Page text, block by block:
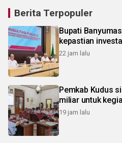
Berita Terpopuler
Bupati
kepastian
22 jam lalu
Pemkab Kudus
miliar untuk
19 jam lalu